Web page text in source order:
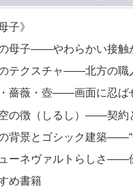
子》
母子――やわらかい接触
テクスチャ――北方の職
薔薇・壺――画面に忍ば
の徴（しるし）――契約
背景とゴシック建築――“
ーネヴァルトらしさ――
め書籍